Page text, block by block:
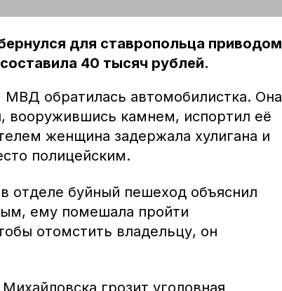
для ставропольца приводом
40 тысяч рублей.
обратилась автомобилистка. Она
вооружившись камнем, испортил её
женщина задержала хулигана и
полицейским.
отделе буйный пешеход объяснил
ему помешала пройти
отомстить владельцу, он
грозит уголовная